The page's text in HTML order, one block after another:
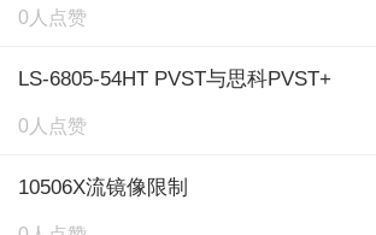
0人点赞
LS-6805-54HT PVST与思科PVST+
0人点赞
10506X流镜像限制